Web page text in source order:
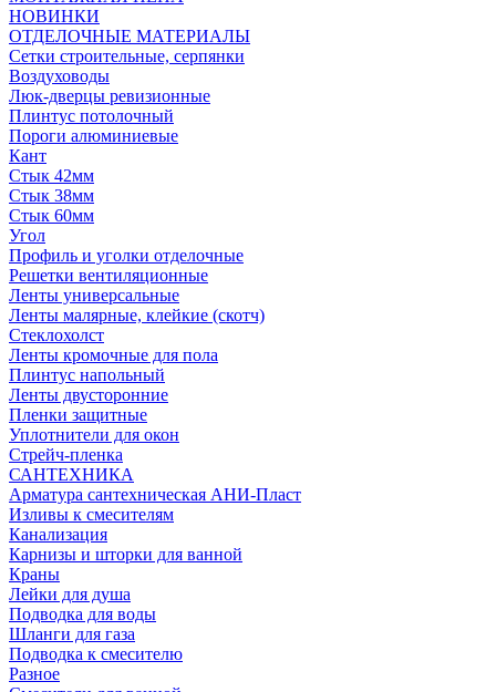
НОВИНКИ
ОТДЕЛОЧНЫЕ МАТЕРИАЛЫ
Сетки строительные, серпянки
Воздуховоды
Люк-дверцы ревизионные
Плинтус потолочный
Пороги алюминиевые
Кант
Стык 42мм
Стык 38мм
Стык 60мм
Угол
Профиль и уголки отделочные
Решетки вентиляционные
Ленты универсальные
Ленты малярные, клейкие (скотч)
Стеклохолст
Ленты кромочные для пола
Плинтус напольный
Ленты двусторонние
Пленки защитные
Уплотнители для окон
Стрейч-пленка
САНТЕХНИКА
Арматура сантехническая АНИ-Пласт
Изливы к смесителям
Канализация
Карнизы и шторки для ванной
Краны
Лейки для душа
Подводка для воды
Шланги для газа
Подводка к смесителю
Разное